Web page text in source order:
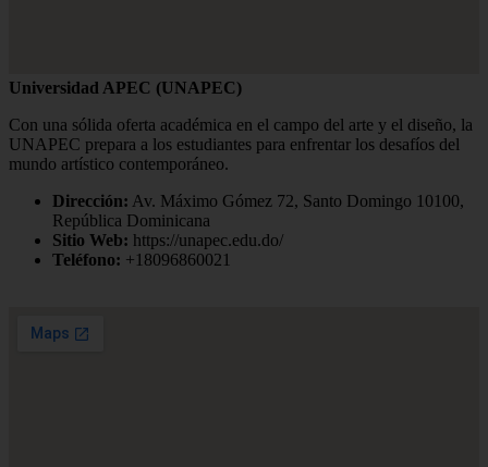
Universidad APEC (UNAPEC)
Con una sólida oferta académica en el campo del arte y el diseño, la
UNAPEC prepara a los estudiantes para enfrentar los desafíos del
mundo artístico contemporáneo.
Dirección: Av. Máximo Gómez 72, Santo Domingo 10100,
República Dominicana
Sitio Web: https://unapec.edu.do/
Teléfono: +18096860021